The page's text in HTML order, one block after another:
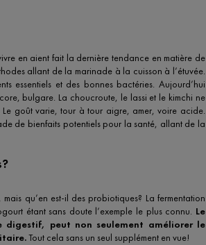
en aient fait la dernière tendance en matière de
allant de la marinade à la cuisson à l’étuvée.
essentiels et des bonnes bactéries. Aujourd’hui
bulgare. La choucroute, le lassi et le kimchi ne
goût varie, tour à tour aigre, amer, voire acide.
de bienfaits potentiels pour la santé, allant de la
qu’en est-il des probiotiques? La fermentation
étant sans doute l’exemple le plus connu. Le
digestif, peut non seulement améliorer le
Tout cela sans un seul supplément en vue!